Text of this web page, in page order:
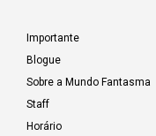
Importante
Blogue
Sobre a Mundo Fantasma
Staff
Horário